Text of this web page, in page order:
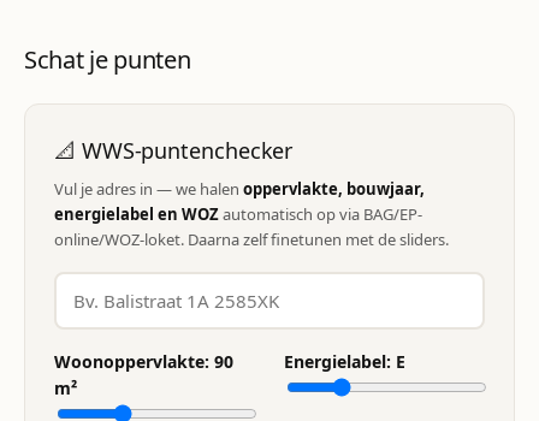
Schat je punten
📐 WWS-puntenchecker
Vul je adres in — we halen oppervlakte, bouwjaar,
energielabel en WOZautomatisch op via BAG/EP-
online/WOZ-loket. Daarna zelf finetunen met de sliders.
Woonoppervlakte: 90
m²
Energielabel: E